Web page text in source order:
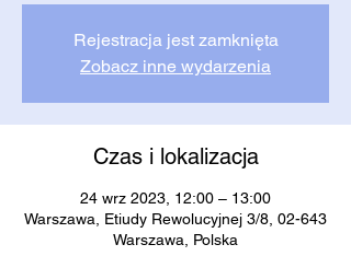
Rejestracja jest zamknięta
Zobacz inne wydarzenia
Czas i lokalizacja
24 wrz 2023, 12:00 – 13:00
Warszawa, Etiudy Rewolucyjnej 3/8, 02-643
Warszawa, Polska